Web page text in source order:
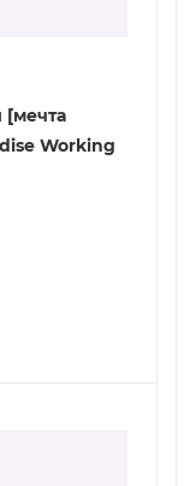
[мечта
Working